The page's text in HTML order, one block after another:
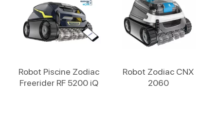
Robot Piscine Zodiac
Freerider RF 5200 iQ
Robot Zodiac CNX
2060